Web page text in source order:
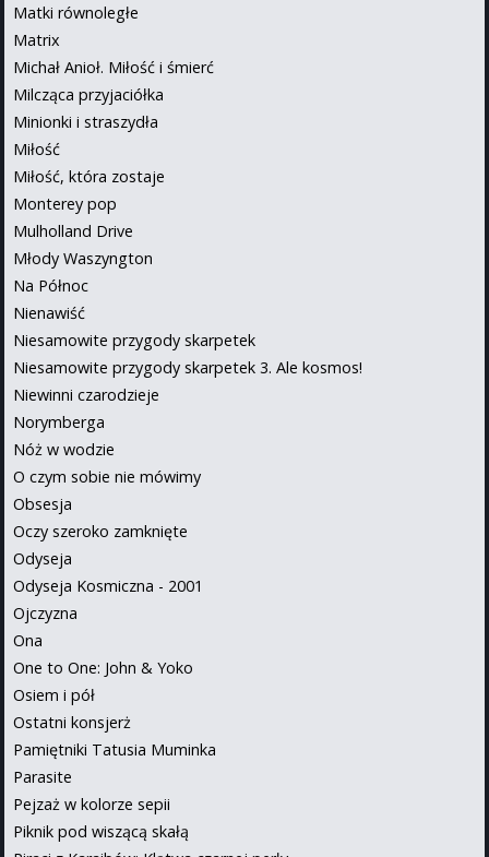
Matki równoległe
Matrix
Michał Anioł. Miłość i śmierć
Milcząca przyjaciółka
Minionki i straszydła
Miłość
Miłość, która zostaje
Monterey pop
Mulholland Drive
Młody Waszyngton
Na Północ
Nienawiść
Niesamowite przygody skarpetek
Niesamowite przygody skarpetek 3. Ale kosmos!
Niewinni czarodzieje
Norymberga
Nóż w wodzie
O czym sobie nie mówimy
Obsesja
Oczy szeroko zamknięte
Odyseja
Odyseja Kosmiczna - 2001
Ojczyzna
Ona
One to One: John & Yoko
Osiem i pół
Ostatni konsjerż
Pamiętniki Tatusia Muminka
Parasite
Pejzaż w kolorze sepii
Piknik pod wiszącą skałą